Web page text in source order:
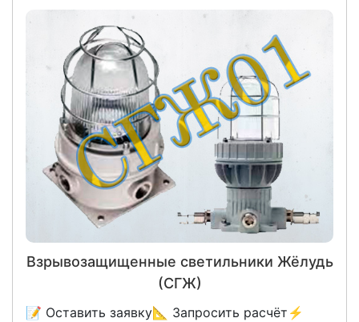
Взрывозащищенные светильники Жёлудь
(СГЖ)
📝 Оставить заявку📐 Запросить расчёт⚡